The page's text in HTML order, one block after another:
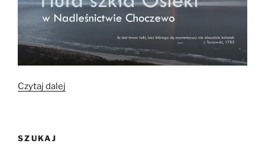
Czytaj dalej
SZUKAJ